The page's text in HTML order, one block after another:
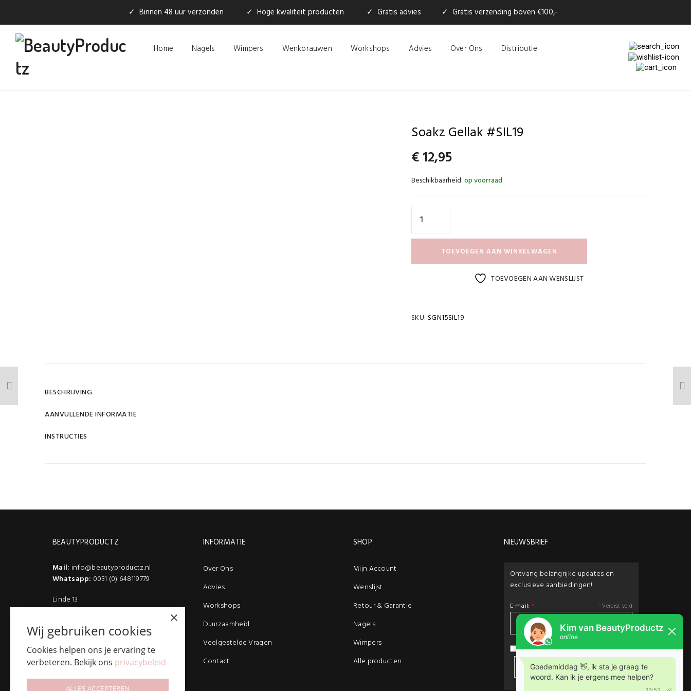
✓ Binnen 48 uur verzonden ✓ Hoge kwaliteit producten ✓ Gratis advies ✓ Gratis verzending boven €100,-
Home Nagels Wimpers Wenkbrauwen Workshops Advies Over Ons Distributie
Soakz Gellak #SIL19
€12,95
Beschikbaarheid:op voorraad
TOEVOEGEN AAN WINKELWAGEN
TOEVOEGEN AAN WENSLIJST
SKU: SGN15SIL19
BESCHRIJVING
AANVULLENDE INFORMATIE
INSTRUCTIES
BEAUTYPRODUCTZ
Mail: info@beautyproductz.nl
Whatsapp: 0031 (0) 648119779
Linde 13
5509 NH Veldhoven
INFORMATIE
Over Ons
Advies
Workshops
Duurzaamheid
Veelgestelde Vragen
Contact
SHOP
Mijn Account
Wenslijst
Retour & Garantie
Nagels
Wimpers
Alle producten
NIEUWSBRIEF
Ontvang belangrijke updates en
exclusieve aanbiedingen!
* Vereist veld
E-mail: *
Ik ga akkoord met hetprivacybeleid
×
Wij gebruiken cookies
Cookies helpen ons je ervaring te
verbeteren. Bekijk ons privacybeleid
ALLES ACCEPTEREN